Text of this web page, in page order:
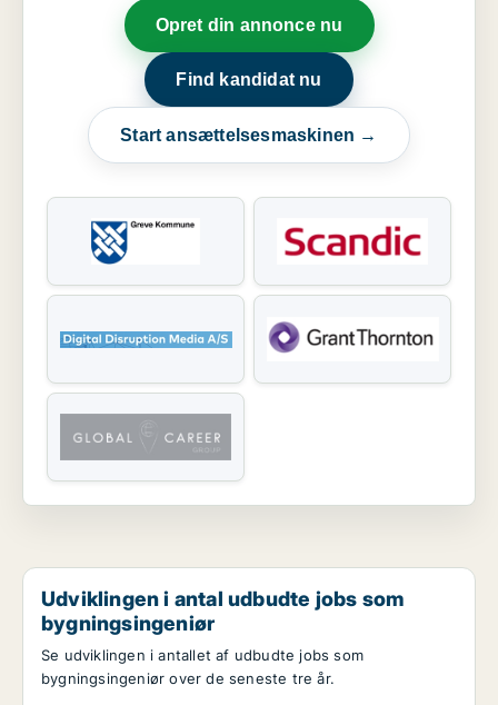
Opret din annonce nu
Find kandidat nu
Start ansættelsesmaskinen →
Udviklingen i antal udbudte jobs som
bygningsingeniør
Se udviklingen i antallet af udbudte jobs som
bygningsingeniør over de seneste tre år.